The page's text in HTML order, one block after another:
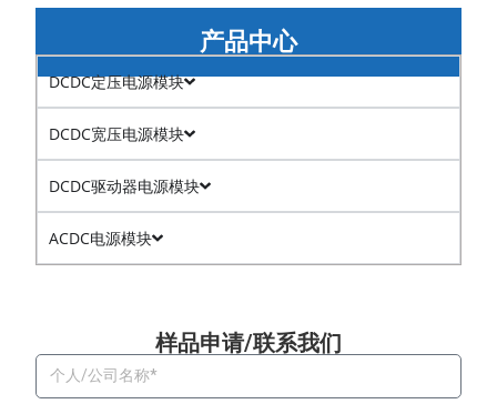
产品中心
DCDC定压电源模块
DCDC宽压电源模块
DCDC驱动器电源模块
ACDC电源模块
样品申请/联系我们​